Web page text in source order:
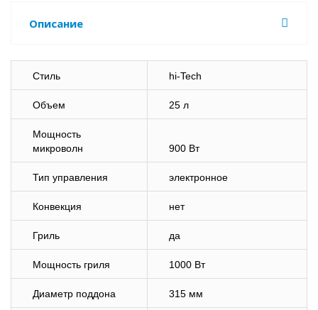
Описание
Стиль hi-Tech
Объем 25 л
Мощность
микроволн
900 Вт
Тип управления электронное
Конвекция нет
Гриль да
Мощность гриля 1000 Вт
Диаметр поддона 315 мм